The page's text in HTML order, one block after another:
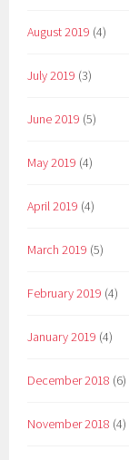
August 2019 (4)
July 2019 (3)
June 2019 (5)
May 2019 (4)
April 2019 (4)
March 2019 (5)
February 2019 (4)
January 2019 (4)
December 2018 (6)
November 2018 (4)